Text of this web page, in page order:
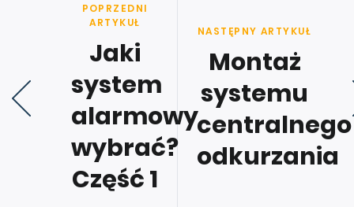
POPRZEDNI
ARTYKUŁ
Jaki
system
alarmowy
wybrać?
Część 1
NASTĘPNY ARTYKUŁ
Montaż
systemu
centralnego
odkurzania